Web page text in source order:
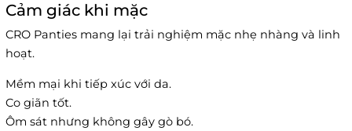
Cảm giác khi mặc
CRO Panties mang lại trải nghiệm mặc nhẹ nhàng và linh
hoạt.
Mềm mại khi tiếp xúc với da.
Co giãn tốt.
Ôm sát nhưng không gây gò bó.